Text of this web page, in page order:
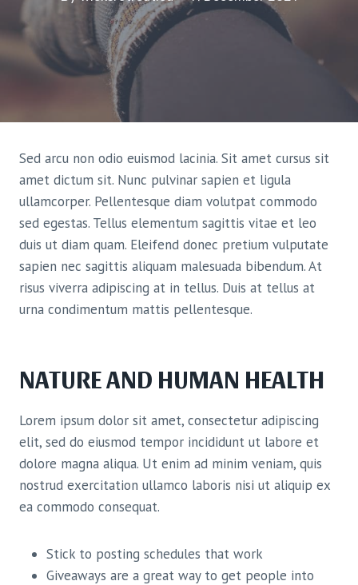
Sed arcu non odio euismod lacinia. Sit amet cursus sit
amet dictum sit. Nunc pulvinar sapien et ligula
ullamcorper. Pellentesque diam volutpat commodo
sed egestas. Tellus elementum sagittis vitae et leo
duis ut diam quam. Eleifend donec pretium vulputate
sapien nec sagittis aliquam malesuada bibendum. At
risus viverra adipiscing at in tellus. Duis at tellus at
urna condimentum mattis pellentesque.
NATURE AND HUMAN HEALTH
Lorem ipsum dolor sit amet, consectetur adipiscing
elit, sed do eiusmod tempor incididunt ut labore et
dolore magna aliqua. Ut enim ad minim veniam, quis
nostrud exercitation ullamco laboris nisi ut aliquip ex
ea commodo consequat.
Stick to posting schedules that work
Giveaways are a great way to get people into